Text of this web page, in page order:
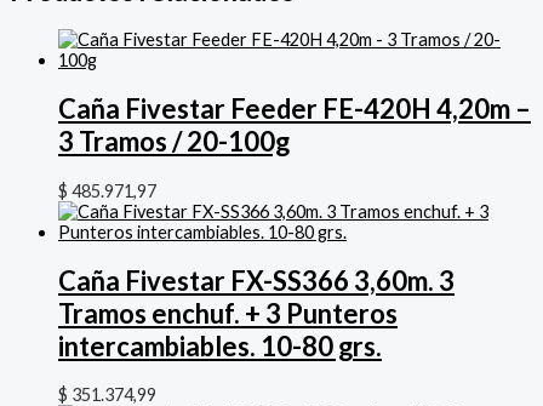
Caña Fivestar Feeder FE-420H 4,20m –
3 Tramos / 20-100g
$ 485.971,97
Caña Fivestar FX-SS366 3,60m. 3
Tramos enchuf. + 3 Punteros
intercambiables. 10-80 grs.
$ 351.374,99